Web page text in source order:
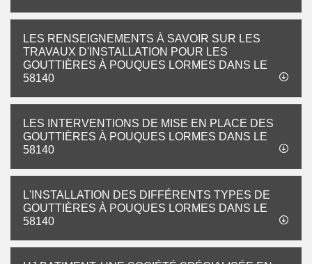
LES RENSEIGNEMENTS À SAVOIR SUR LES
TRAVAUX D'INSTALLATION POUR LES
GOUTTIÈRES À POUQUES LORMES DANS LE
58140
LES INTERVENTIONS DE MISE EN PLACE DES
GOUTTIÈRES À POUQUES LORMES DANS LE
58140
L'INSTALLATION DES DIFFÉRENTS TYPES DE
GOUTTIÈRES À POUQUES LORMES DANS LE
58140